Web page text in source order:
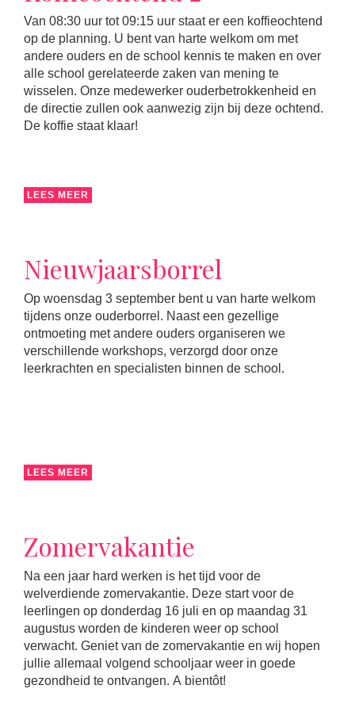
Van 08:30 uur tot 09:15 uur staat er een koffieochtend
op de planning. U bent van harte welkom om met
andere ouders en de school kennis te maken en over
alle school gerelateerde zaken van mening te
wisselen. Onze medewerker ouderbetrokkenheid en
de directie zullen ook aanwezig zijn bij deze ochtend.
De koffie staat klaar!
LEES MEER
Nieuwjaarsborrel
Op woensdag 3 september bent u van harte welkom
tijdens onze ouderborrel. Naast een gezellige
ontmoeting met andere ouders organiseren we
verschillende workshops, verzorgd door onze
leerkrachten en specialisten binnen de school.
LEES MEER
Zomervakantie
Na een jaar hard werken is het tijd voor de
welverdiende zomervakantie. Deze start voor de
leerlingen op donderdag 16 juli en op maandag 31
augustus worden de kinderen weer op school
verwacht. Geniet van de zomervakantie en wij hopen
jullie allemaal volgend schooljaar weer in goede
gezondheid te ontvangen. A bientôt!